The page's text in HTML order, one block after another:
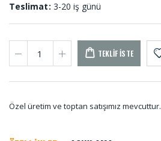
Teslimat: 3-20 iş günü
TEKLIF İSTE
Özel üretim ve toptan satışımız mevcuttur.